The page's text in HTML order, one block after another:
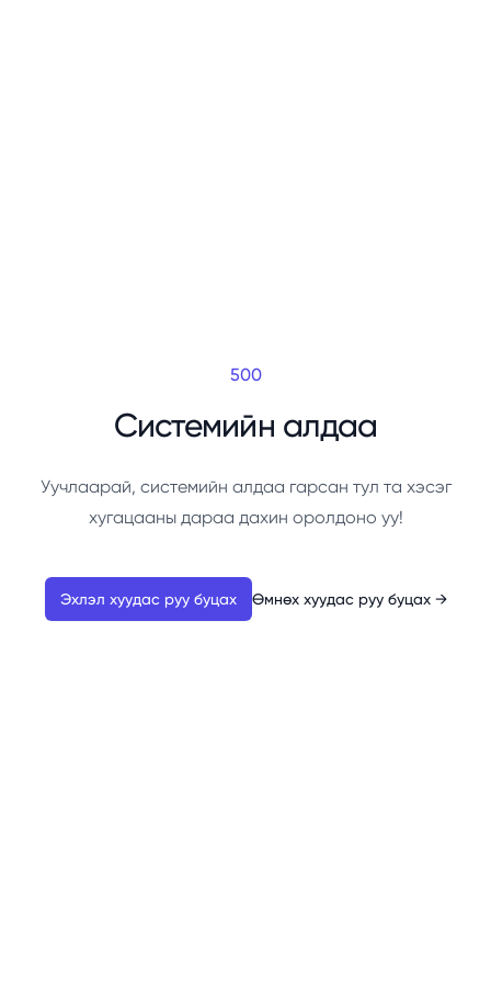
500
Системийн алдаа
Уучлаарай, системийн алдаа гарсан тул та хэсэг
хугацааны дараа дахин оролдоно уу!
Эхлэл хуудас руу буцах Өмнөх хуудас руу буцах →